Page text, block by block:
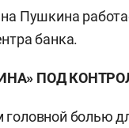
Пушкина
банка.
ПОД
болью